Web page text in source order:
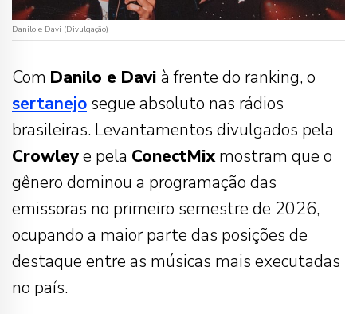
Danilo e Davi (Divulgação)
Com Danilo e Davi à frente do ranking, o
sertanejo segue absoluto nas rádios
brasileiras. Levantamentos divulgados pela
Crowleye pela ConectMixmostram que o
gênero dominou a programação das
emissoras no primeiro semestre de 2026,
ocupando a maior parte das posições de
destaque entre as músicas mais executadas
no país.